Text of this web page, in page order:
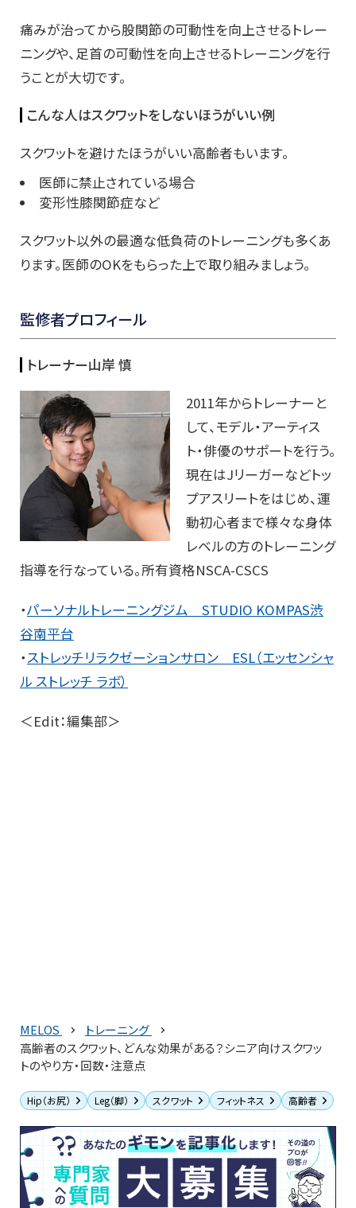
痛みが治ってから股関節の可動性を向上させるトレー
ニングや、足首の可動性を向上させるトレーニングを行
うことが大切です。
こんな人はスクワットをしないほうがいい例
スクワットを避けたほうがいい高齢者もいます。
医師に禁止されている場合
変形性膝関節症など
スクワット以外の最適な低負荷のトレーニングも多くあ
ります。医師のOKをもらった上で取り組みましょう。
監修者プロフィール
トレーナー山岸 慎
2011年からトレーナーと
して、モデル・アーティス
ト・俳優のサポートを行う。
現在はJリーガーなどトッ
プアスリートをはじめ、運
動初心者まで様々な身体
レベルの方のトレーニング
指導を行なっている。所有資格NSCA-CSCS
・パーソナルトレーニングジム STUDIO KOMPAS渋
谷南平台
・ストレッチリラクゼーションサロン ESL（エッセンシャ
ル ストレッチ ラボ）
＜Edit：編集部＞
MELOS
トレーニング
高齢者のスクワット、どんな効果がある？シニア向けスクワッ
トのやり方・回数・注意点
Hip（お尻） Leg（脚） スクワット フィットネス 高齢者